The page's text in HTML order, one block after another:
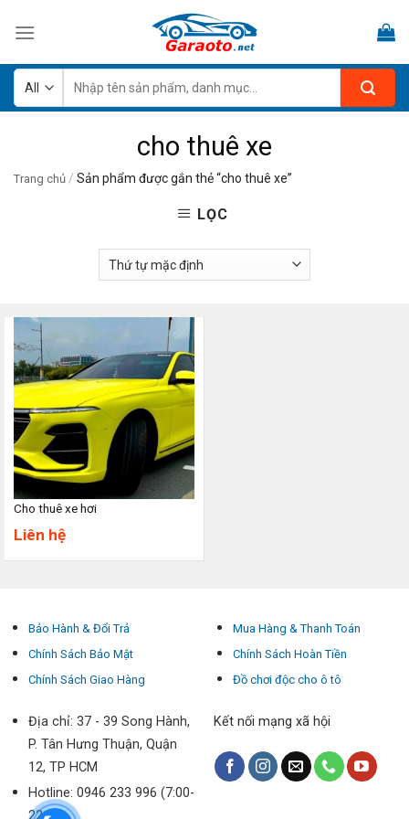
kiếm:
cho thuê xe
Trang chủ / Sản phẩm được gắn thẻ “cho thuê xe”
LỌC
Cho thuê xe hơi
Liên hệ
Bảo Hành & Đổi Trả
Chính Sách Bảo Mật
Chính Sách Giao Hàng
Mua Hàng & Thanh Toán
Chính Sách Hoàn Tiền
Đồ chơi độc cho ô tô
Địa chỉ: 37 - 39 Song Hành,
P. Tân Hưng Thuận, Quận
12, TP HCM
Hotline: 0946 233 996 (7:00-
22:00)
Kết nối mạng xã hội